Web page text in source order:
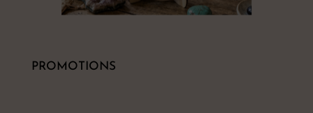
PROMOTIONS